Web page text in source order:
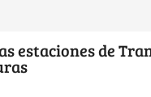
estaciones de